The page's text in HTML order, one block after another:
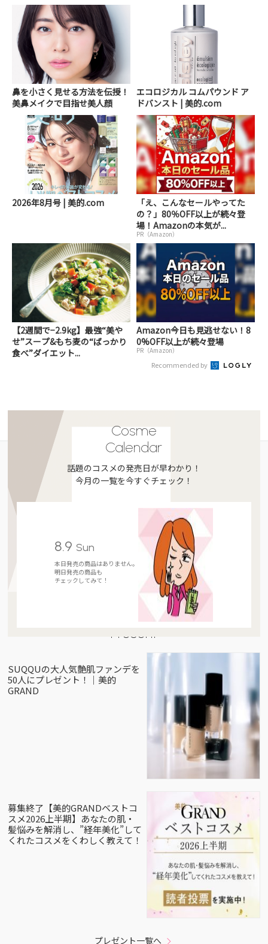
鼻を小さく見せる方法を伝授！
美鼻メイクで目指せ美人顔
エコロジカル コムパウンド ア
ドバンスト | 美的.com
2026年8月号 | 美的.com
「え、こんなセールやってた
の？」80％OFF以上が続々登
場！Amazonの本気が...
PR（Amazon）
【2週間で−2.9kg】最強“美や
せ”スープ&もち麦の“ばっかり
食べ”ダイエット...
Amazon今日も見逃せない！8
0%OFF以上が続々登場
PR（Amazon）
Recommended by
Cosme
Calendar
話題のコスメの発売日が早わかり！
今月の一覧を今すぐチェック！
8.9 Sun
本日発売の商品はありません。
明日発売の商品も
チェックしてみて！
Present
SUQQUの大人気艶肌ファンデを
50人にプレゼント！｜美的
GRAND
募集終了【美的GRANDベストコ
スメ2026上半期】あなたの肌・
髪悩みを解消し、”経年美化”して
くれたコスメをくわしく教えて！
プレゼント一覧へ